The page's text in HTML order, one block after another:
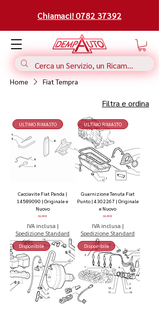
Chiamaci! 0782 37392
Home Fiat Tempra
Filtra e ordina
ULTIMO RIMASTO
Cacciavite Fiat Panda |
14589090 | Originale e
Nuovo
Prezzo
16,00 €
IVA inclusa |
Spedizione Standard
ULTIMO RIMASTO
Guarnizione Tenuta Fiat
Punto | 4302267 | Originale
e Nuovo
Prezzo
16,00 €
IVA inclusa |
Spedizione Standard
Disponibile Disponibile